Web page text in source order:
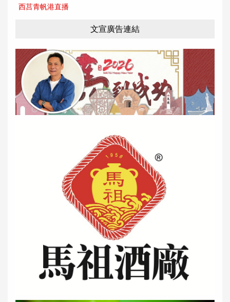
西莒青帆港直播
文宣廣告連結